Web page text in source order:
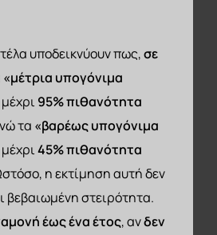
υποδεικνύουν πως,σε
«μέτρια υπογόνιμα
95% πιθανότητα
τα «βαρέως υπογόνιμα
45% πιθανότητα
η εκτίμηση αυτή δεν
βεβαιωμένη στειρότητα.
έως ένα έτος, ανδεν